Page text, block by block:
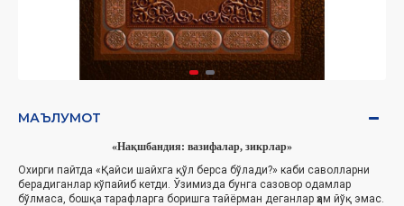
МАЪЛУМОТ
«Нақшбандия: вазифалар, зикрлар»
Охирги пайтда «Қайси шайхга қўл берса бўлади?» каби саволларни
берадиганлар кўпайиб кетди. Ўзимизда бунга сазовор одамлар
бўлмаса, бошқа тарафларга боришга тайёрман деганлар ҳам йўқ эмас.